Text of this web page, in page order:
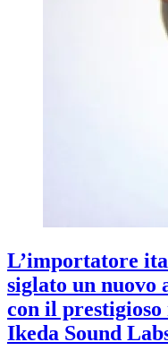
L’importatore
siglato un nuovo
con il prestigioso
Ikeda Sound